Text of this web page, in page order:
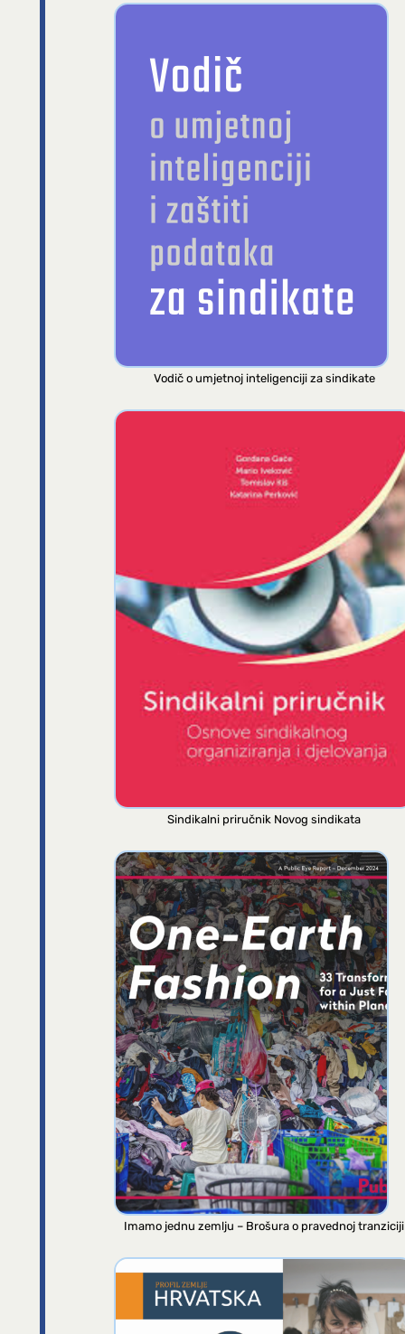
Vodič o umjetnoj inteligenciji za sindikate
Sindikalni priručnik Novog sindikata
Imamo jednu zemlju – Brošura o pravednoj tranziciji